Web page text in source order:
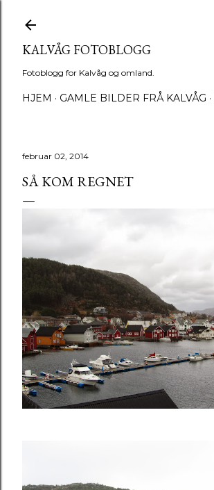
KALVÅG FOTOBLOGG
Fotoblogg for Kalvåg og omland.
HJEM GAMLE BILDER FRÅ KALVÅG
februar 02, 2014
SÅ KOM REGNET